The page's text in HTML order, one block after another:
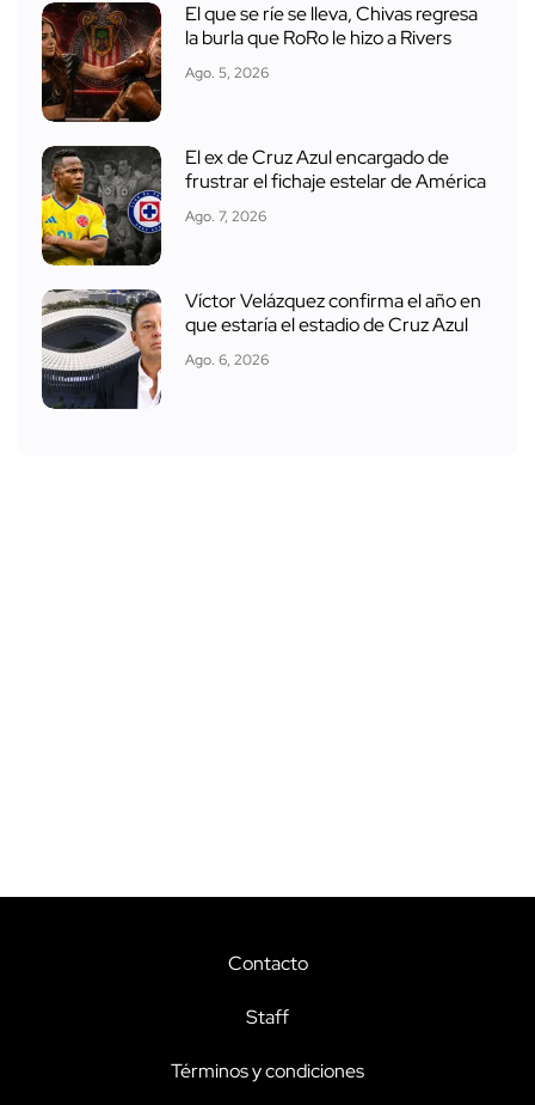
El que se ríe se lleva, Chivas regresa
la burla que RoRo le hizo a Rivers
Ago. 5, 2026
El ex de Cruz Azul encargado de
frustrar el fichaje estelar de América
Ago. 7, 2026
Víctor Velázquez confirma el año en
que estaría el estadio de Cruz Azul
Ago. 6, 2026
Contacto
Staff
Términos y condiciones